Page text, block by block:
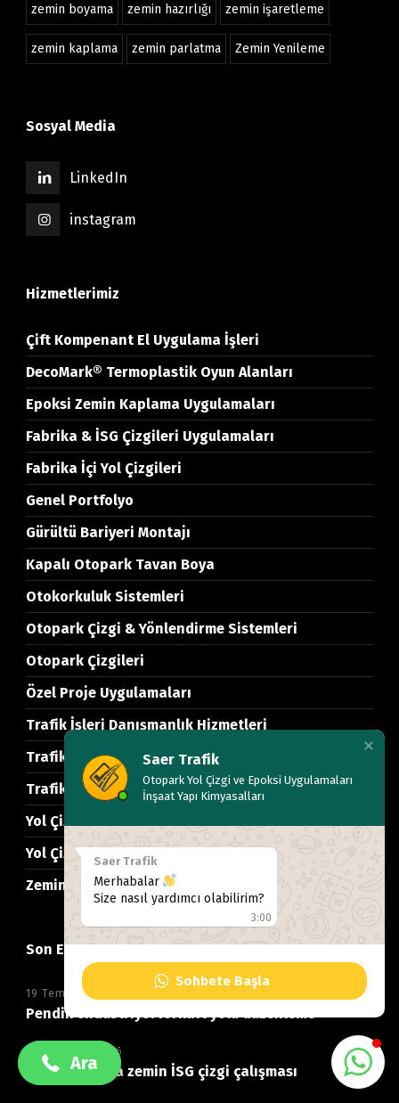
Saer Trafik
Otopark Yol Çizgi ve Epoksi Uygulamaları
İnşaat Yapı Kimyasalları
Saer Trafik
Merhabalar
Size nasıl yardımcı olabilirim?
3:00
Sohbete Başla
zemin boyama zemin hazırlığı zemin işaretleme
zemin kaplama zemin parlatma Zemin Yenileme
Sosyal Media
LinkedIn
instagram
Hizmetlerimiz
Çift Kompenant El Uygulama İşleri
DecoMark® Termoplastik Oyun Alanları
Epoksi Zemin Kaplama Uygulamaları
Fabrika & İSG Çizgileri Uygulamaları
Fabrika İçi Yol Çizgileri
Genel Portfolyo
Gürültü Bariyeri Montajı
Kapalı Otopark Tavan Boya
Otokorkuluk Sistemleri
Otopark Çizgi & Yönlendirme Sistemleri
Otopark Çizgileri
Özel Proje Uygulamaları
Trafik İşleri Danışmanlık Hizmetleri
Trafik Levhaları
Trafik Projeleri Hazırlanması
Yol Çizgi ve Trafik Uygulamaları
Yol Çizgileri
Zemin Kaplama
Son Eklenenler
19 Temmuz 2026
Pendik endüstriyel forklift yolu düzenleme
19 Temmuz 2026
Kartal fabrika zemin İSG çizgi çalışması
+90 532 489 38 55
Ara
+90 532 489 38 55
Ara